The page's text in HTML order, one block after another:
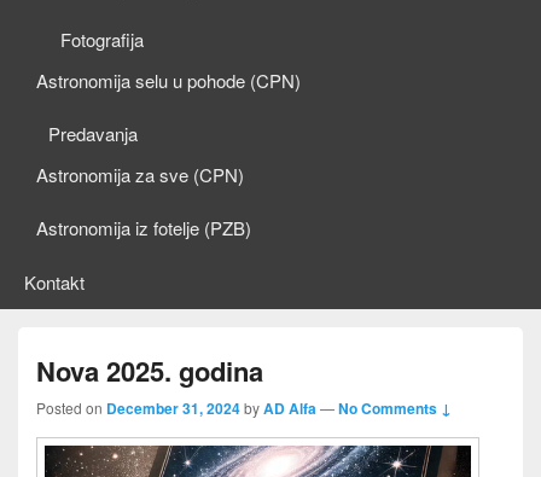
Fotografija
Astronomija selu u pohode (CPN)
Predavanja
Astronomija za sve (CPN)
Astronomija iz fotelje (PZB)
Kontakt
Nova 2025. godina
Posted on December 31, 2024byAD Alfa—No Comments ↓